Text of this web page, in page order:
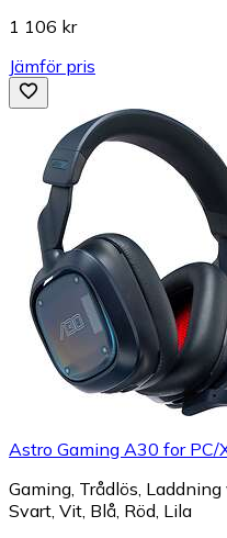
1 106 kr
Jämför pris
Astro Gaming A30 for PC/
Gaming, Trådlös,
Svart, Vit, Blå, Röd, Lila